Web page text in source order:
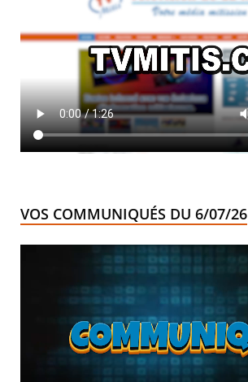
VOS COMMUNIQUÉS DU 6/07/26